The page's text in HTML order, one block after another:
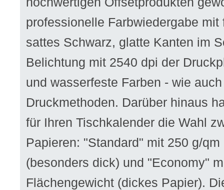
professionelle Farbwiedergabe mit
sattes Schwarz, glatte Kanten im
Belichtung mit 2540 dpi der
und wasserfeste Farben - wie
Druckmethoden. Darüber hinaus
für Ihren Tischkalender die Wahl
Papieren: "Standard" mit 250 g/
(besonders dick) und "Economy"
Flächengewicht (dickes Papier).